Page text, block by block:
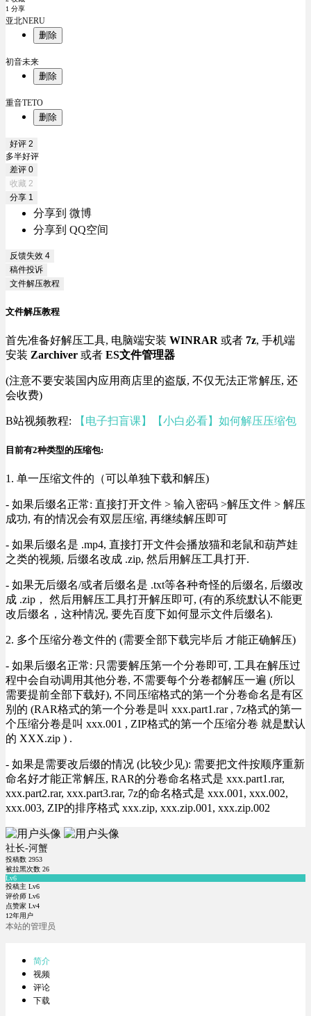
1 分享
亚北NERU
删除
初音未来
删除
重音TETO
删除
好评 2
多半好评
差评 0
收藏 2
分享 1
分享到 微博
分享到 QQ空间
反馈失效 4
稿件投诉
文件解压教程
文件解压教程
首先准备好解压工具, 电脑端安装 WINRAR 或者 7z, 手机端
安装 Zarchiver 或者 ES文件管理器
(注意不要安装国内应用商店里的盗版, 不仅无法正常解压, 还
会收费)
B站视频教程: 【电子扫盲课】【小白必看】如何解压压缩包
目前有2种类型的压缩包:
1. 单一压缩文件的（可以单独下载和解压)
- 如果后缀名正常: 直接打开文件 > 输入密码 >解压文件 > 解压
成功, 有的情况会有双层压缩, 再继续解压即可
- 如果后缀名是 .mp4, 直接打开文件会播放猫和老鼠和葫芦娃
之类的视频, 后缀名改成 .zip, 然后用解压工具打开.
- 如果无后缀名/或者后缀名是 .txt等各种奇怪的后缀名, 后缀改
成 .zip， 然后用解压工具打开解压即可, (有的系统默认不能更
改后缀名，这种情况, 要先百度下如何显示文件后缀名).
2. 多个压缩分卷文件的 (需要全部下载完毕后 才能正确解压)
- 如果后缀名正常: 只需要解压第一个分卷即可, 工具在解压过
程中会自动调用其他分卷, 不需要每个分卷都解压一遍 (所以
需要提前全部下载好), 不同压缩格式的第一个分卷命名是有区
别的 (RAR格式的第一个分卷是叫 xxx.part1.rar , 7z格式的第一
个压缩分卷是叫 xxx.001 , ZIP格式的第一个压缩分卷 就是默认
的 XXX.zip ) .
- 如果是需要改后缀的情况 (比较少见): 需要把文件按顺序重新
命名好才能正常解压, RAR的分卷命名格式是 xxx.part1.rar,
xxx.part2.rar, xxx.part3.rar, 7z的命名格式是 xxx.001, xxx.002,
xxx.003, ZIP的排序格式 xxx.zip, xxx.zip.001, xxx.zip.002
社长-河蟹
投稿数 2953
被拉黑次数 26
Lv6
投稿主 Lv6
评价师 Lv6
点赞家 Lv4
12年用户
本站的管理员
简介
视频
评论
下载